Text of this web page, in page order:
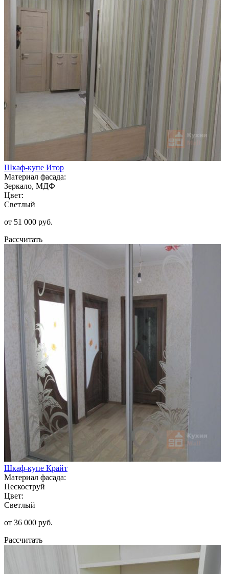
Шкаф-купе Итор
Материал фасада:
Зеркало, МДФ
Цвет:
Светлый
от 51 000 руб.
Рассчитать
Шкаф-купе Крайт
Материал фасада:
Пескоструй
Цвет:
Светлый
от 36 000 руб.
Рассчитать